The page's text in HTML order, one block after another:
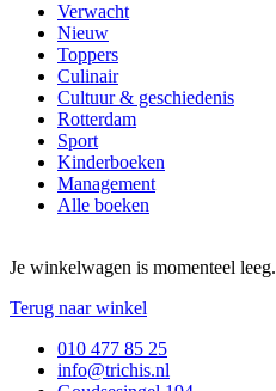
Verwacht
Nieuw
Toppers
Culinair
Cultuur & geschiedenis
Rotterdam
Sport
Kinderboeken
Management
Alle boeken
Je winkelwagen is momenteel leeg.
Terug naar winkel
010 477 85 25
info@trichis.nl